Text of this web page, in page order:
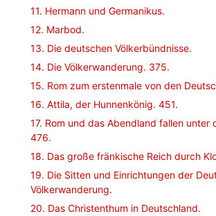
11. Hermann und Germanikus.
12. Marbod.
13. Die deutschen Völkerbündnisse.
14. Die Völkerwanderung. 375.
15. Rom zum erstenmale von den
16. Attila, der Hunnenkönig. 451.
17. Rom und das Abendland fallen unter
476.
18. Das große fränkische Reich durch
19. Die Sitten und Einrichtungen der
Völkerwanderung.
20. Das Christenthum in Deutschland.